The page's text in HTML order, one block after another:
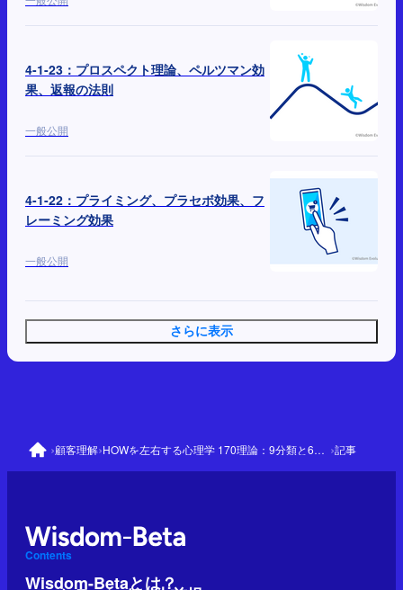
4-1-23：プロスペクト理論、ペルツマン効
果、返報の法則
一般公開
4-1-22：プライミング、プラセボ効果、フ
レーミング効果
一般公開
さらに表示
›顧客理解› HOWを左右する心理学 170理論：9分類と64の優先理論 ›記事
Contents
Wisdom-Betaとは？